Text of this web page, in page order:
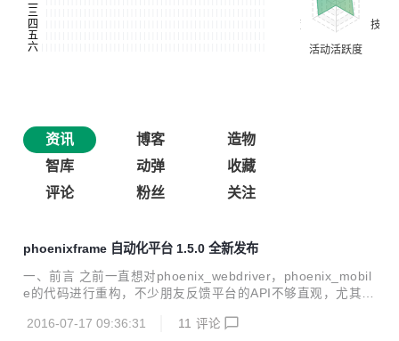
资讯 博客
造物
智库
动弹
收藏
评论
粉丝 关注
phoenixframe 自动化平台 1.5.0 全新发布
一、前言 之前一直想对phoenix_webdriver，phoenix_mobil
e的代码进行重构，不少朋友反馈平台的API不够直观，尤其是
觉，尤其在后续的功能扩展上也比较麻烦，随着用户量的增
2016-07-17 09:36:31 11 评论